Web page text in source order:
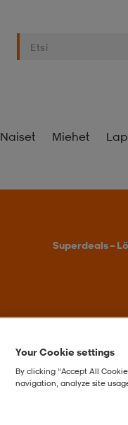
Naiset Miehet
Superdeals –
Iin
Your Cookie settings
By clicking “Accept All
navigation, analyze site